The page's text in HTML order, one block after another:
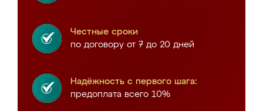
Честные сроки
по договору от 7 до 20 дней
Надёжность с первого шага:
предоплата всего 10%